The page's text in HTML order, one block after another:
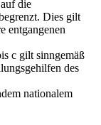
die
Dies gilt
entgangenen
c gilt sinngemäß
des
nationalem